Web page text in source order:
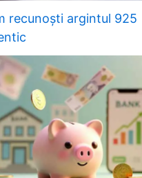
recunoști argintul 925